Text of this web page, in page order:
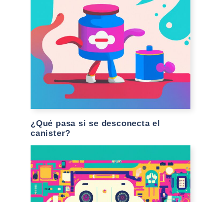
¿Qué pasa si se desconecta el
canister?